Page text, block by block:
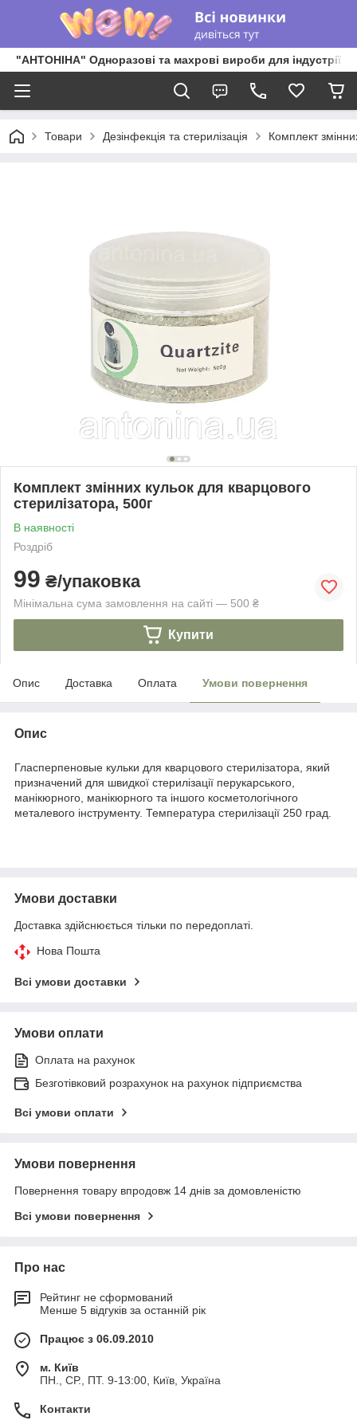
"АНТОНІНА" Одноразові та махрові вироби для індустрії
Товари Дезінфекція та стерилізація Комплект
Комплект змінних кульок для кварцового
стерилізатора, 500г
В наявності
Роздріб
99 ₴/упаковка
Мінімальна сума замовлення на сайті — 500 ₴
Купити
Опис Доставка Оплата Умови повернення
Опис
Гласперпеновые кульки для кварцового стерилізатора, який
призначений для швидкої стерилізації перукарського,
манікюрного, манікюрного та іншого косметологічного
металевого інструменту. Температура стерилізації 250 град.
Умови доставки
Доставка здійснюється тільки по передоплаті.
Нова Пошта
Всі умови доставки
Умови оплати
Оплата на рахунок
Безготівковий розрахунок на рахунок підприємства
Всі умови оплати
Умови повернення
Повернення товару впродовж 14 днів за домовленістю
Всі умови повернення
Про нас
Рейтинг не сформований
Менше 5 відгуків за останній рік
Працює з 06.09.2010
м. Київ
ПН., СР., ПТ. 9-13:00, Київ, Україна
Контакти